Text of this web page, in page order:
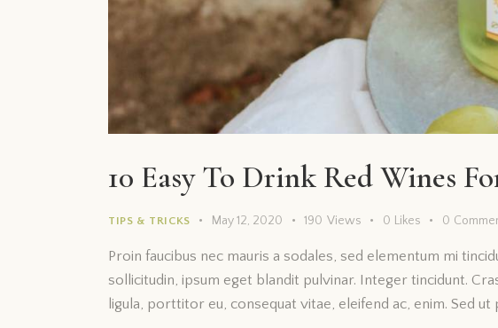
10 Easy To Drink Red Wines
TIPS & TRICKS May 12, 2020 190 Views 0 Likes 0
Proin faucibus nec mauris a sodales, sed elementum mi
sollicitudin, ipsum eget blandit pulvinar. Integer tincidunt.
ligula, porttitor eu, consequat vitae, eleifend ac, enim. Sed